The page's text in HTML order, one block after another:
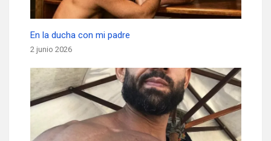
En la ducha con mi padre
2 junio 2026